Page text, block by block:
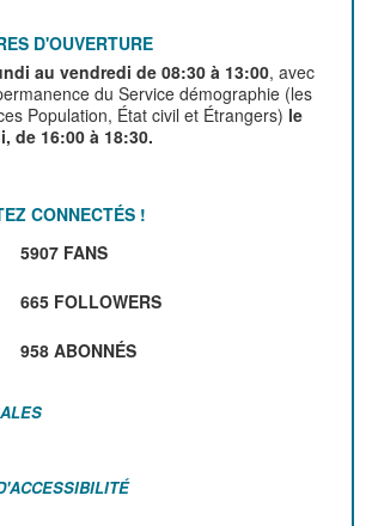
D'OUVERTURE
au vendredi de 08:30 à 13:00, avec
du Service démographie (les
Population, État civil et Étrangers) le
de 16:00 à 18:30.
CONNECTÉS !
5907 FANS
665 FOLLOWERS
958 ABONNÉS